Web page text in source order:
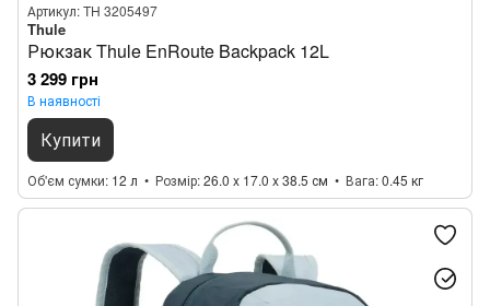
Артикул: TH 3205497
Thule
Рюкзак Thule EnRoute Backpack 12L
3 299 грн
В наявності
Купити
Об'єм сумки 12 л Розмір 26.0 x 17.0 x 38.5 см Вага 0.45 кг